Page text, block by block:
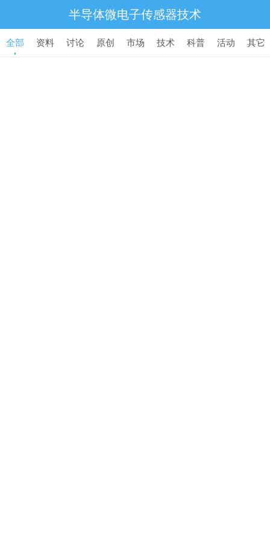
半导体微电子传感器技术
全部 资料 讨论 原创 市场 技术 科普 活动 其它